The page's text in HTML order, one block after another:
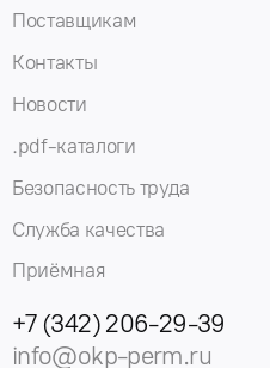
Поставщикам
Контакты
Новости
.pdf-каталоги
Безопасность труда
Служба качества
Приёмная
+7 (342) 206-29-39
info@okp-perm.ru